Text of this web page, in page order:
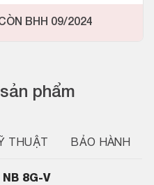
phẩm
THUẬT BẢO HÀNH
8G-V
BHH 09/2024